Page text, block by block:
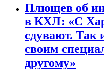
Плющев об
в КХЛ: «С
сдувают. Так
своим
другому»